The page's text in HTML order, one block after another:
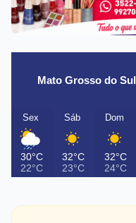
Mato Grosso do Sul
Sex
30°C
22°C
Sáb
32°C
23°C
Dom
32°C
24°C